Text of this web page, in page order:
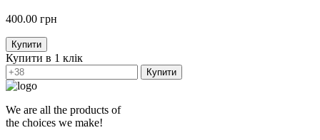
400.00 грн
Купити
Купити в 1 клік
Купити
We are all the products of
the choices we make!